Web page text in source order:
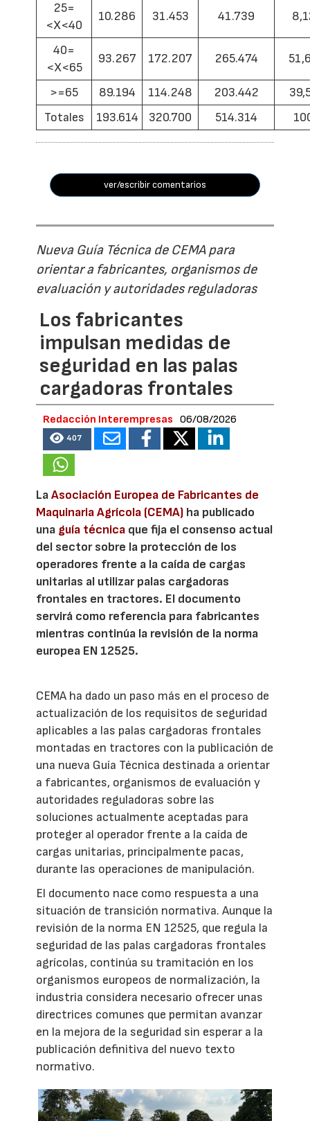
25=
<X<40
10.286 31.453 41.739
40=
<X<65
93.267 172.207 265.474
>=65 89.194 114.248 203.442
Totales
193.614 320.700 514.314
ver/escribir comentarios
Nueva Guía Técnica de CEMA para
orientar a fabricantes, organismos de
evaluación y autoridades reguladoras
Los fabricantes
impulsan medidas de
seguridad en las palas
cargadoras frontales
Redacción Interempresas 06/08/2026
407
LaAsociación Europea de Fabricantes de
Maquinaria Agrícola (CEMA) ha publicado
una guía técnica que fija el consenso actual
del sector sobre la protección de los
operadores frente a la caída de cargas
unitarias al utilizar palas cargadoras
frontales en tractores. El documento
servirá como referencia para fabricantes
mientras continúa la revisión de la norma
europea EN 12525.
CEMA ha dado un paso más en el proceso de
actualización de los requisitos de seguridad
aplicables a las palas cargadoras frontales
montadas en tractores con la publicación de
una nueva Guía Técnica destinada a orientar
a fabricantes, organismos de evaluación y
autoridades reguladoras sobre las
soluciones actualmente aceptadas para
proteger al operador frente a la caída de
cargas unitarias, principalmente pacas,
durante las operaciones de manipulación.
El documento nace como respuesta a una
situación de transición normativa. Aunque la
revisión de la norma EN 12525, que regula la
seguridad de las palas cargadoras frontales
agrícolas, continúa su tramitación en los
organismos europeos de normalización, la
industria considera necesario ofrecer unas
directrices comunes que permitan avanzar
en la mejora de la seguridad sin esperar a la
publicación definitiva del nuevo texto
normativo.